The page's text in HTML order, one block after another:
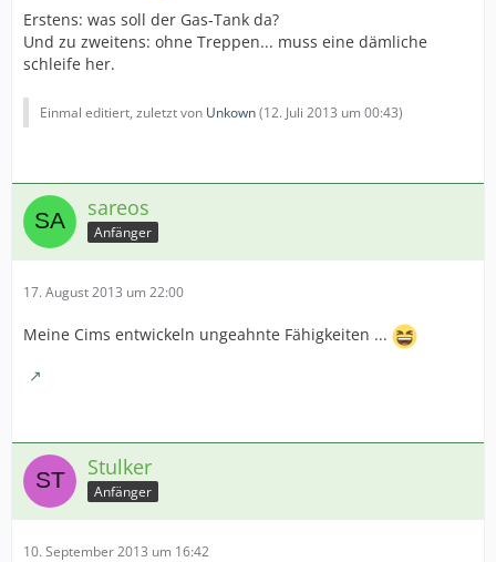
Erstens: was soll der Gas-Tank da?
Und zu zweitens: ohne Treppen... muss eine dämliche
schleife her.
Einmal editiert, zuletzt von Unkown(12. Juli 2013 um 00:43)
sareos
Anfänger
17. August 2013 um 22:00
Meine Cims entwickeln ungeahnte Fähigkeiten ...
Stulker
Anfänger
10. September 2013 um 16:42